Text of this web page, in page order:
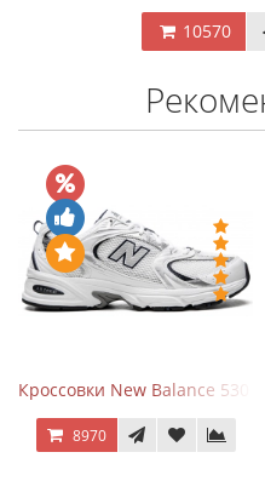
10570
Кроссовки New Balance 530
8970